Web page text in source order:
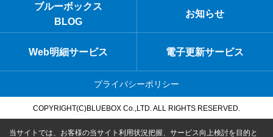
ブルーボックス
BLOG
お知らせ
Web明細サービス 電子更新サービス
プライバシーポリシー
COPYRIGHT(C)BLUEBOX Co.,LTD. ALL RIGHTS RESERVED.
当サイトでは、お客様の当サイト利用状況把握、サービス向上検討を目的と